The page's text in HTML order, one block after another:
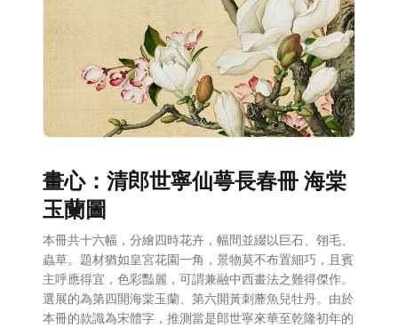
畫心：清郎世寧仙萼長春冊 海棠
玉蘭圖
本冊共十六幅，分繪四時花卉，幅間並綴以巨石、翎毛、
蟲草。題材猶如皇宮花園一角，景物莫不布置細巧，且賓
主呼應得宜，色彩豔麗，可謂兼融中西畫法之難得傑作。
選展的為第四開海棠玉蘭、第六開黃刺蘼魚兒牡丹。由於
本冊的款識為宋體字，推測當是郎世寧來華至乾隆初年的